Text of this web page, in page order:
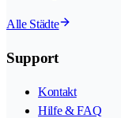
Alle Städte
Support
Kontakt
Hilfe & FAQ